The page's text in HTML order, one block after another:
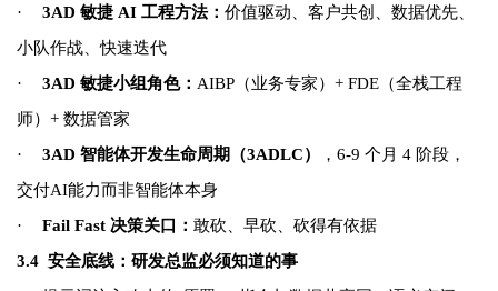
·
3AD 敏捷 AI 工程方法： 价值驱动、客户共创、数据优先、
小队作战、快速迭代
·
3AD 敏捷小组角色： AIBP （业务专家）+ FDE（全栈工程
师）+ 数据管家
·
3AD 智能体开发生命周期（3ADLC） ，6-9 个月 4 阶段 ，
交付AI能力而非智能体本身
·
Fail Fast 决策关口： 敢砍、早砍、砍得有依据
3.4 安全底线：研发总监必须知道的事